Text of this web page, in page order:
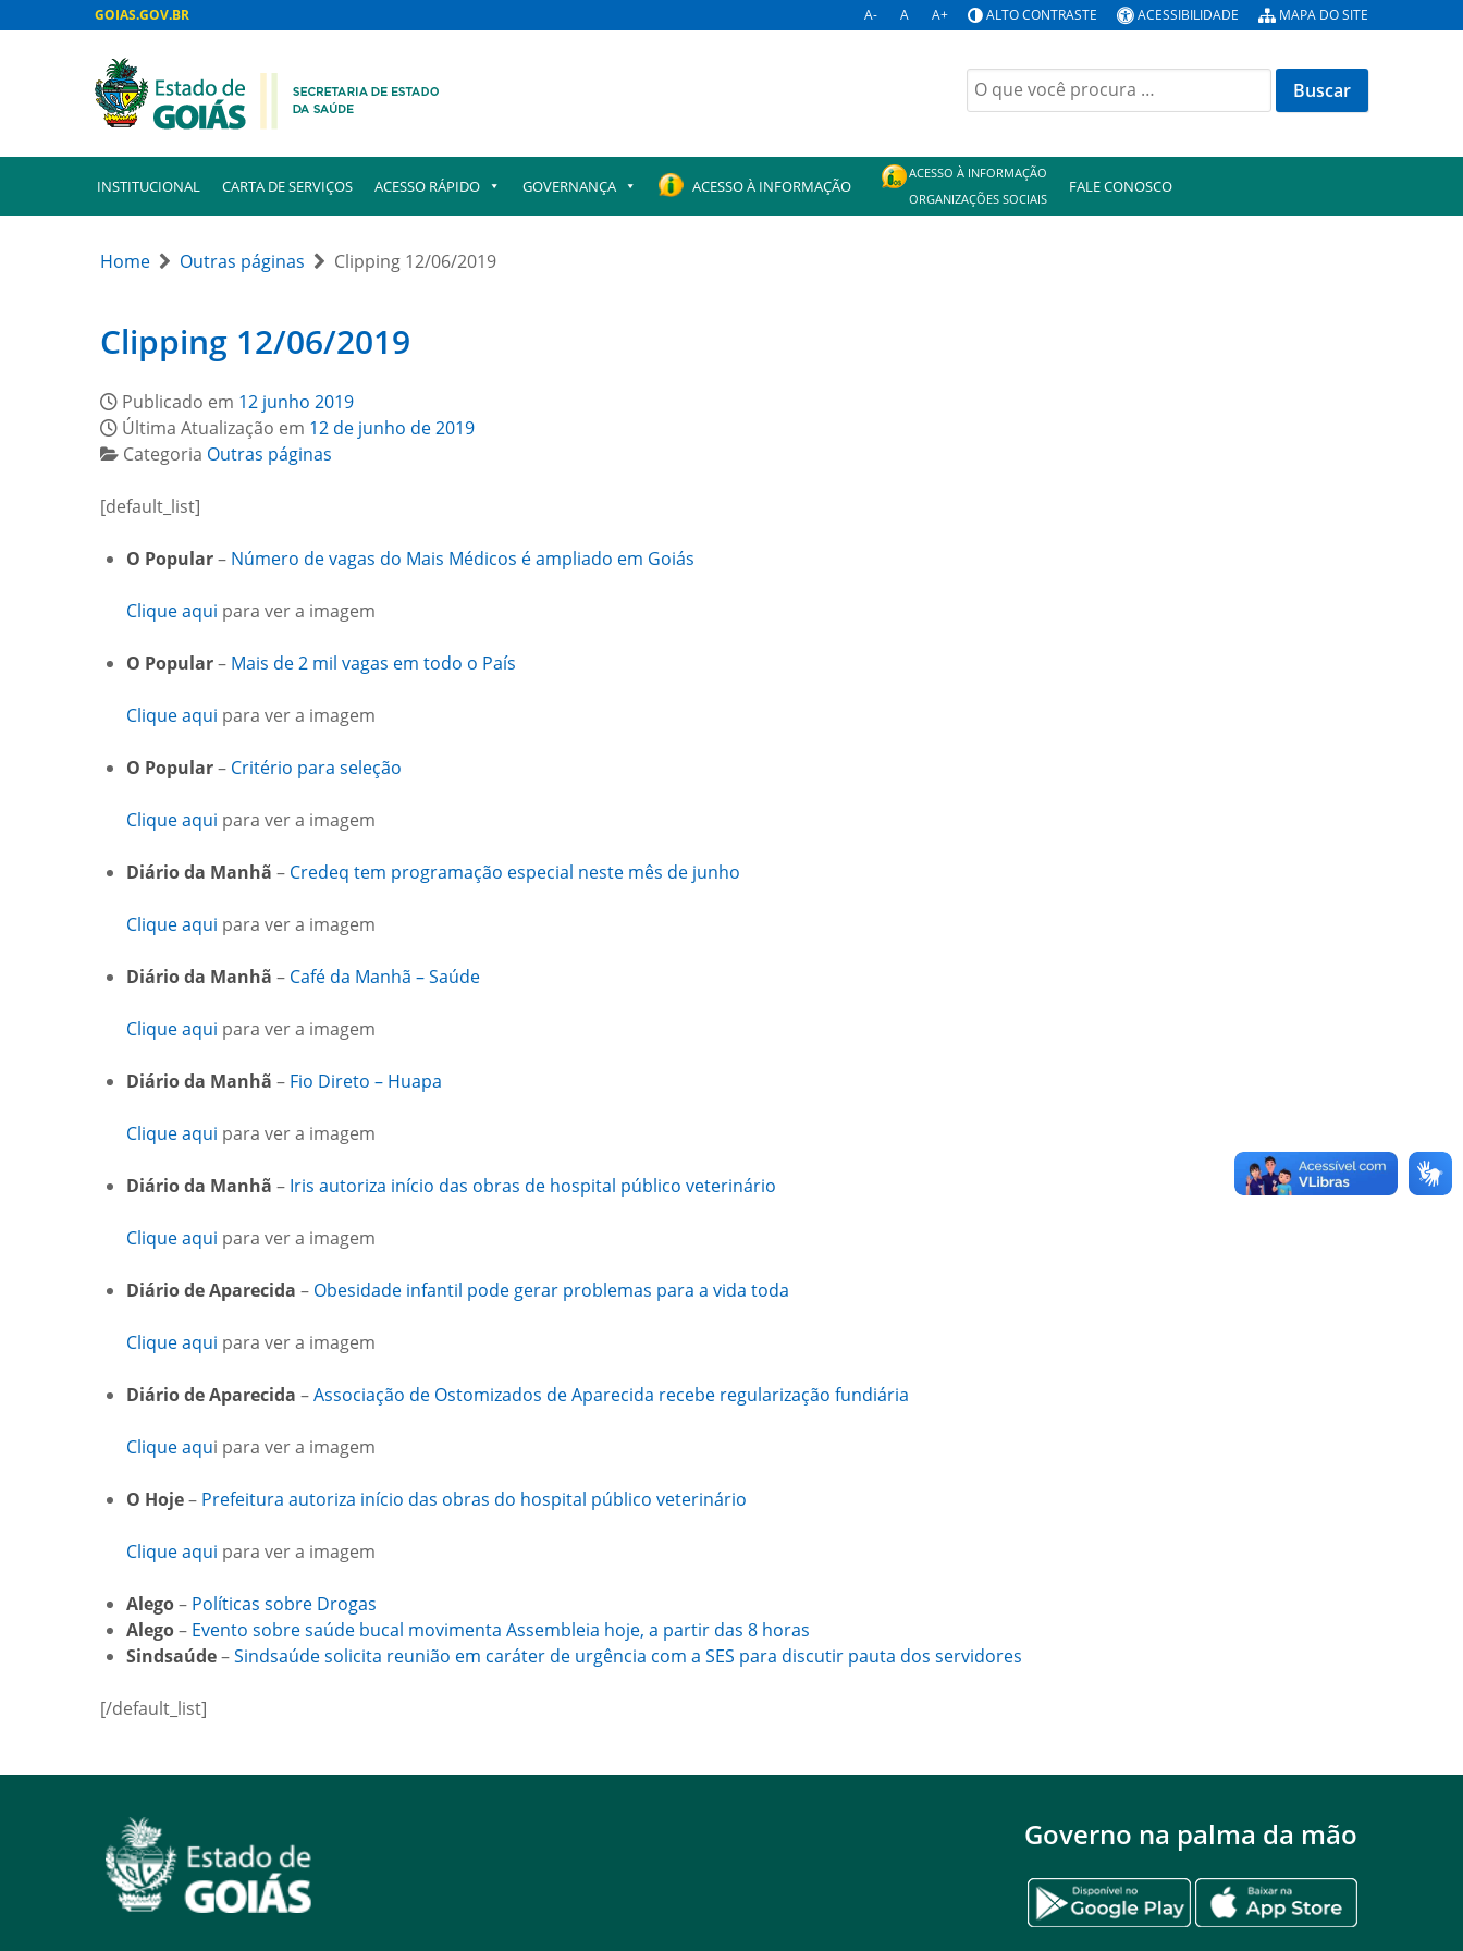
GOIAS.GOV.BR A- A A+ ALTO CONTRASTE ACESSIBILIDADE MAPA DO SITE
Buscar
por:
INSTITUCIONAL CARTA DE SERVIÇOS ACESSO RÁPIDO GOVERNANÇA ACESSO À INFORMAÇÃO
ACESSO À INFORMAÇÃO
ORGANIZAÇÕES SOCIAIS
FALE CONOSCO
Home Outras páginas Clipping 12/06/2019
Clipping 12/06/2019
Publicado em 12 junho 2019
Última Atualização em 12 de junho de 2019
Categoria Outras páginas
[default_list]
O Popular– Número de vagas do Mais Médicos é ampliado em Goiás
Clique aqui para ver a imagem
O Popular– Mais de 2 mil vagas em todo o País
Clique aqui para ver a imagem
O Popular– Critério para seleção
Clique aqui para ver a imagem
Diário da Manhã – Credeq tem programação especial neste mês de junho
Clique aqui para ver a imagem
Diário da Manhã – Café da Manhã – Saúde
Clique aqui para ver a imagem
Diário da Manhã – Fio Direto – Huapa
Clique aqui para ver a imagem
Diário da Manhã – Iris autoriza início das obras de hospital público veterinário
Clique aqui para ver a imagem
Diário de Aparecida – Obesidade infantil pode gerar problemas para a vida toda
Clique aqui para ver a imagem
Diário de Aparecida –Associação de Ostomizados de Aparecida recebe regularização fundiária
Clique aqui para ver a imagem
O Hoje– Prefeitura autoriza início das obras do hospital público veterinário
Clique aqui para ver a imagem
Alego– Políticas sobre Drogas
Alego– Evento sobre saúde bucal movimenta Assembleia hoje, a partir das 8 horas
Sindsaúde–Sindsaúde solicita reunião em caráter de urgência com a SES para discutir pauta dos servidores
[/default_list]
Governo na palma da mão